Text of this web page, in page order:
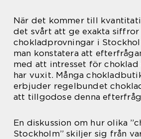
När det kommer till
det svårt att ge exakta siffror
chokladprovningar i
man konstatera att
med att intresset för choklad
har vuxit. Många
erbjuder regelbundet
att tillgodose denna
En diskussion om hur olika
Stockholm” skiljer sig från